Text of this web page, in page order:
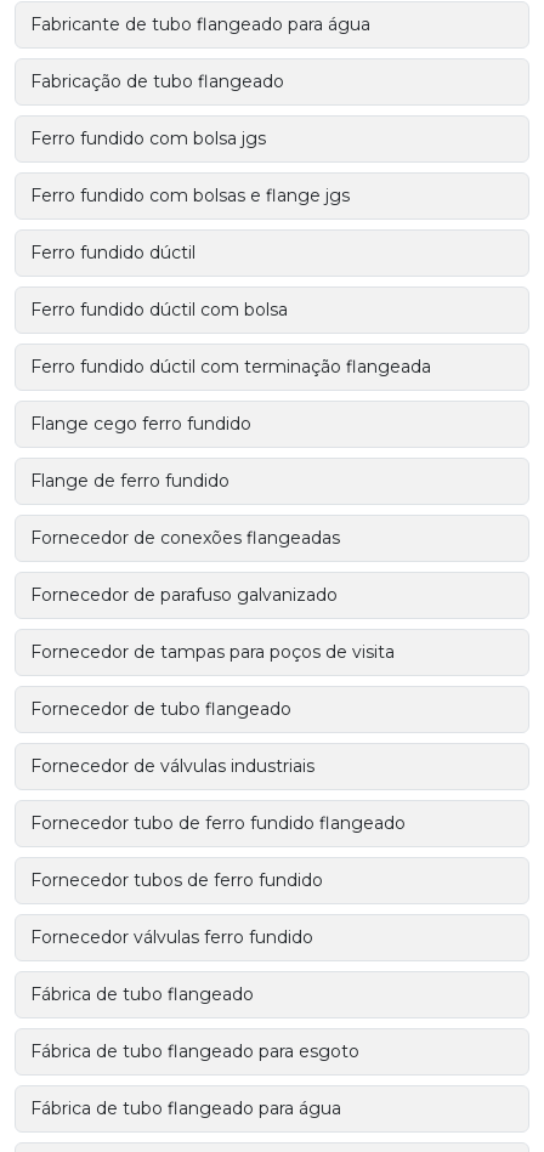
Fabricante de tubo flangeado para água
Fabricação de tubo flangeado
Ferro fundido com bolsa jgs
Ferro fundido com bolsas e flange jgs
Ferro fundido dúctil
Ferro fundido dúctil com bolsa
Ferro fundido dúctil com terminação flangeada
Flange cego ferro fundido
Flange de ferro fundido
Fornecedor de conexões flangeadas
Fornecedor de parafuso galvanizado
Fornecedor de tampas para poços de visita
Fornecedor de tubo flangeado
Fornecedor de válvulas industriais
Fornecedor tubo de ferro fundido flangeado
Fornecedor tubos de ferro fundido
Fornecedor válvulas ferro fundido
Fábrica de tubo flangeado
Fábrica de tubo flangeado para esgoto
Fábrica de tubo flangeado para água